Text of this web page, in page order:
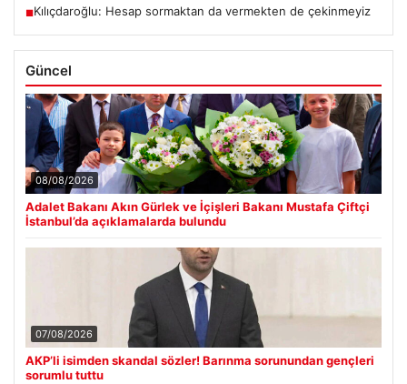
■Kılıçdaroğlu: Hesap sormaktan da vermekten de çekinmeyiz
Güncel
08/08/2026
Adalet Bakanı Akın Gürlek ve İçişleri Bakanı Mustafa Çiftçi
İstanbul’da açıklamalarda bulundu
07/08/2026
AKP’li isimden skandal sözler! Barınma sorunundan gençleri
sorumlu tuttu